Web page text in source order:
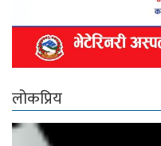
लोकप्रिय